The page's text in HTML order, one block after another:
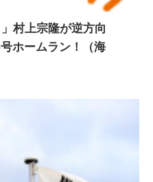
村上宗隆が逆方向
ホームラン！（海